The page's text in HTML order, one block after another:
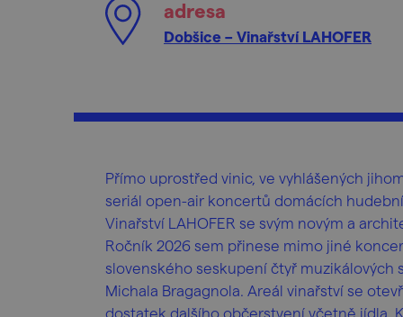
adresa
Dobšice – Vinařství LAHOFER
Přímo uprostřed vinic, ve vyhlášených
seriál open-air koncertů domácích
Vinařství LAHOFER se svým novým a
Ročník 2026 sem přinese mimo jiné
slovenského seskupení čtyř muzikálových
Michala Bragagnola. Areál vinařství se
dostatek dalšího občerstvení včetně jídla.